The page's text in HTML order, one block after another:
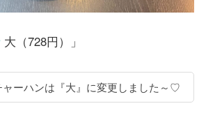
大（728円）」
ャーハンは『大』に変更しました～♡